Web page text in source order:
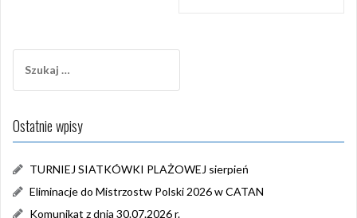
Ostatnie wpisy
TURNIEJ SIATKÓWKI PLAŻOWEJ sierpień
Eliminacje do Mistrzostw Polski 2026 w CATAN
Komunikat z dnia 30.07.2026 r.